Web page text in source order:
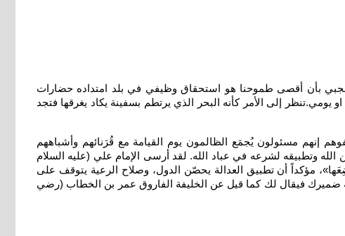
بأن أقصى طموحنا هو استحقاق وظيفي في بلد امتداده حضارات
إلى الأمر كأنه البحر الذي يرتطم بسفينة يكاد يغرقها فتجد
تعالى في محكم كتابه ((وقفوهم إنهم مسئولون)) [ الصافات: 24] تدبر الآية: وقفوهم إنهم مسئولون يُجمَع الظالمون يوم القيامة مع قُرَنائهم وأشباههم
وتطبيقه لشرعه في عباد الله. لقد أرسى الإمام علي (عليه السلام
مؤكداً أن تطبيق العدالة يحصّن الدول، وصلاح الرعية يتوقف على
ضميرك فيقال لك كما قيل عن الخليفة الفاروق عمر بن الخطاب (رضي